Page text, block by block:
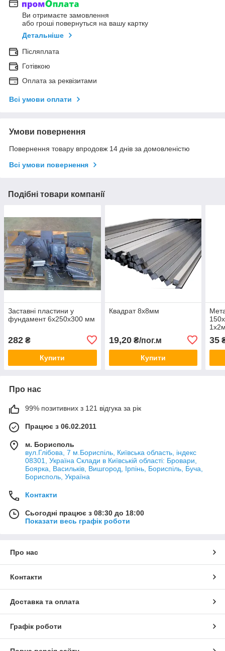
Ви отримаєте замовлення
або гроші повернуться на вашу картку
Детальніше
Післяплата
Готівкою
Оплата за реквізитами
Всі умови оплати
Умови повернення
Повернення товару впродовж 14 днів за домовленістю
Всі умови повернення
Подібні товари компанії
Заставні пластини у
фундамент 6х250х300 мм
282 ₴
Купити
Квадрат 8х8мм
19,20₴/пог.м
Купити
35
Про нас
99% позитивних з 121 відгука за рік
Працює з 06.02.2011
м. Борисполь
вул.Глібова, 7 м.Бориспіль, Київська область, індекс
08301, Україна Склади в Київській області: Бровари,
Боярка, Васильків, Вишгород, Ірпінь, Бориспіль, Буча,
Борисполь, Україна
Контакти
Сьогодні працює з 08:30 до 18:00
Показати весь графік роботи
Про нас
Контакти
Доставка та оплата
Графік роботи